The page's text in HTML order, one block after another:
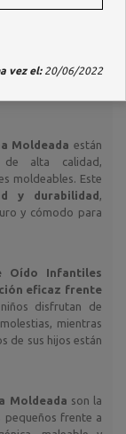
al aire
de que sus hijos
Moldeada están
de alta calidad,
moldeables. Este
y durabilidad
y cómodo para
Oído Infantiles
eficaz frente
niños disfrutan de
mientras
de sus hijos están
Moldeada son la
frente a
vez el:20/06/2022